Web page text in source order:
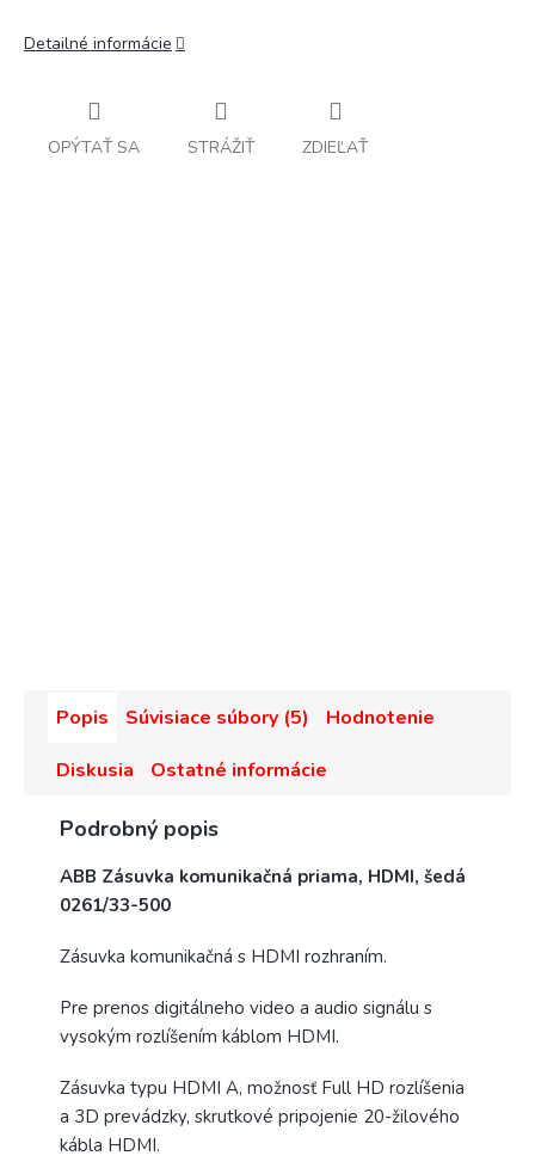
Detailné informácie
OPÝTAŤ SA STRÁŽIŤ ZDIEĽAŤ
Popis Súvisiace súbory (5)
Hodnotenie
Diskusia
Ostatné informácie
Podrobný popis
ABB Zásuvka komunikačná priama, HDMI, šedá
0261/33-500
Zásuvka komunikačná s HDMI rozhraním.
Pre prenos digitálneho video a audio signálu s
vysokým rozlíšením káblom HDMI.
Zásuvka typu HDMI A, možnosť Full HD rozlíšenia
a 3D prevádzky, skrutkové pripojenie 20-žilového
kábla HDMI.